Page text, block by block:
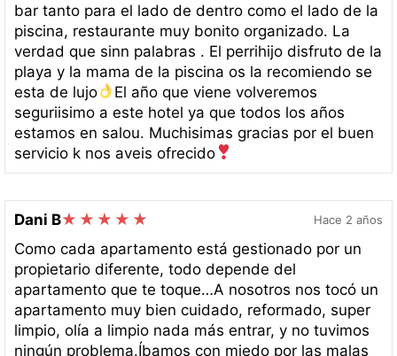
bar tanto para el lado de dentro como el lado de la
piscina, restaurante muy bonito organizado. La
verdad que sinn palabras . El perrihijo disfruto de la
playa y la mama de la piscina os la recomiendo se
esta de lujo
El año que viene volveremos
seguriisimo a este hotel ya que todos los años
estamos en salou. Muchisimas gracias por el buen
servicio k nos aveis ofrecido
Dani B Hace 2 años
Como cada apartamento está gestionado por un
propietario diferente, todo depende del
apartamento que te toque…A nosotros nos tocó un
apartamento muy bien cuidado, reformado, super
limpio, olía a limpio nada más entrar, y no tuvimos
ningún problema.Íbamos con miedo por las malas